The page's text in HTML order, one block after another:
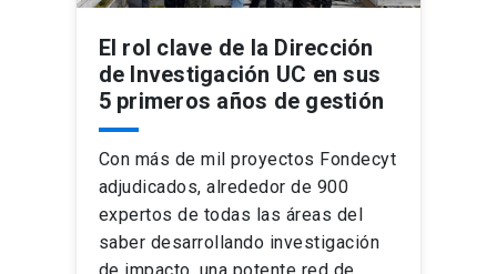
El rol clave de la Dirección
de Investigación UC en sus
5 primeros años de gestión
Con más de mil proyectos Fondecyt
adjudicados, alrededor de 900
expertos de todas las áreas del
saber desarrollando investigación